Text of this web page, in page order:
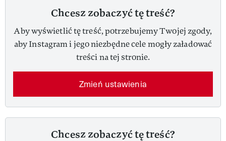
Chcesz zobaczyć tę treść?
Aby wyświetlić tę treść, potrzebujemy Twojej zgody,
aby Instagram i jego niezbędne cele mogły załadować
treści na tej stronie.
Zmień ustawienia
Chcesz zobaczyć tę treść?